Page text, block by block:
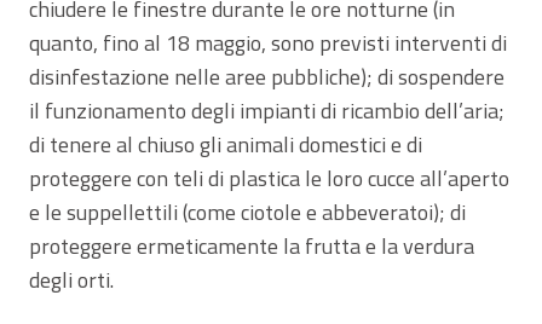
chiudere le finestre durante le ore notturne (in
quanto, fino al 18 maggio, sono previsti interventi di
disinfestazione nelle aree pubbliche); di sospendere
il funzionamento degli impianti di ricambio dell’aria;
di tenere al chiuso gli animali domestici e di
proteggere con teli di plastica le loro cucce all’aperto
e le suppellettili (come ciotole e abbeveratoi); di
proteggere ermeticamente la frutta e la verdura
degli orti.